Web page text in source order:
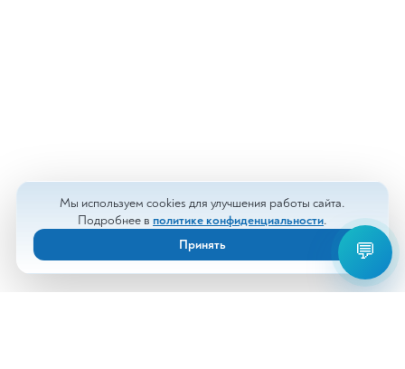
Мы используем cookies для улучшения работы сайта.
Подробнее в политике конфиденциальности.
Принять
💬